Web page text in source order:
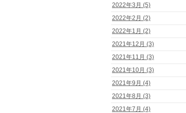
2022年3月 (5)
2022年2月 (2)
2022年1月 (2)
2021年12月 (3)
2021年11月 (3)
2021年10月 (3)
2021年9月 (4)
2021年8月 (3)
2021年7月 (4)